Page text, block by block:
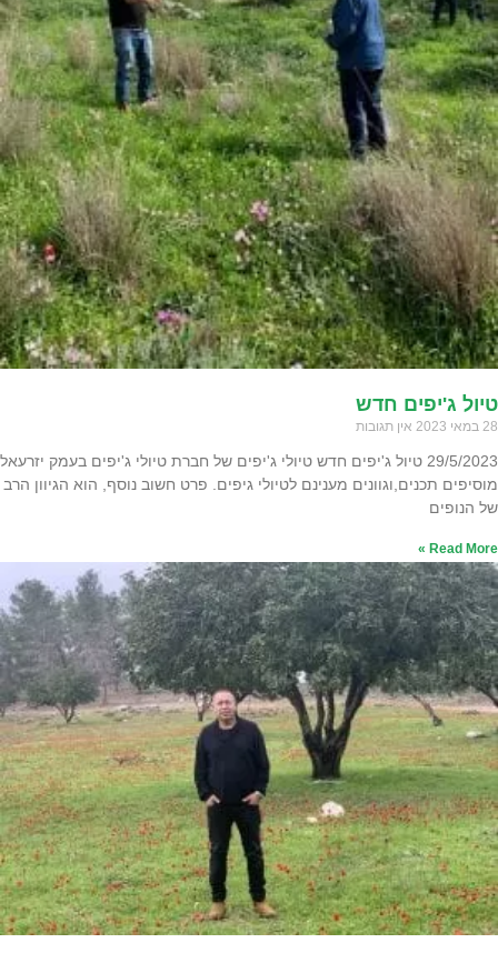
טיול ג'יפים חדש
28 במאי 2023 אין תגובות
29/5/2023 טיול ג'יפים חדש טיולי ג'יפים של חברת טיולי ג'יפים בעמק יזרעאל
מוסיפים תכנים,וגוונים מענינם לטיולי גיפים. פרט חשוב נוסף, הוא הגיוון הרב
של הנופים
Read More »